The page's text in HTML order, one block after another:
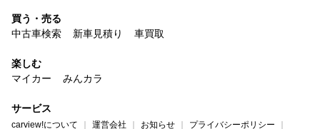
買う・売る
中古車検索
新車見積り 車買取
楽しむ
マイカー
みんカラ
サービス
carview!について 運営会社 お知らせ プライバシーポリシー